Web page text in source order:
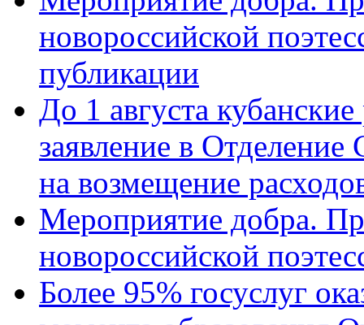
новороссийской
публикации
До 1 августа
заявление в
на возмещение
Мероприятие добра.
новороссийской
Более 95% госуслуг